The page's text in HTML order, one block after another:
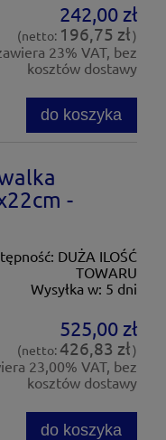
242,00 zł
(netto: 196,75 zł)
23% VAT, bez
kosztów dostawy
do koszyka
-
DUŻA ILOŚĆ
TOWARU
Wysyłka w: 5 dni
525,00 zł
(netto: 426,83 zł)
23,00% VAT, bez
kosztów dostawy
do koszyka